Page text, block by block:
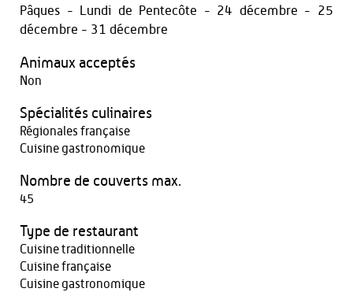
Pâques - Lundi de Pentecôte - 24 décembre - 25
décembre - 31 décembre
Animaux acceptés
Non
Spécialités culinaires
Régionales française
Cuisine gastronomique
Nombre de couverts max.
45
Type de restaurant
Cuisine traditionnelle
Cuisine française
Cuisine gastronomique